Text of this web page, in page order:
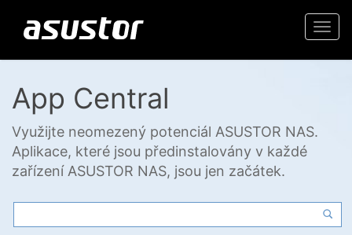
App Central
Využijte neomezený potenciál ASUSTOR NAS.
Aplikace, které jsou předinstalovány v každé
zařízení ASUSTOR NAS, jsou jen začátek.